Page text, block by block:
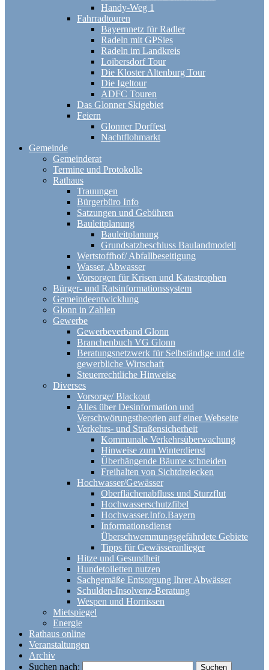
Handy-Weg 1
Fahrradtouren
Bayernnetz für Radler
Radeln mit GPSies
Radeln im Landkreis
Loibersdorf Tour
Die Kloster Altenburg Tour
Die Igeltour
ADFC Touren
Das Glonner Skigebiet
Feiern
Glonner Dorffest
Nachtflohmarkt
Gemeinde
Gemeinderat
Termine und Protokolle
Rathaus
Trauungen
Bürgerbüro Info
Satzungen und Gebühren
Bauleitplanung
Bauleitplanung
Grundsatzbeschluss Baulandmodell
Wertstoffhof/ Abfallbeseitigung
Wasser, Abwasser
Vorsorgen für Krisen und Katastrophen
Bürger- und Ratsinformationssystem
Gemeindeentwicklung
Glonn in Zahlen
Gewerbe
Gewerbeverband Glonn
Branchenbuch VG Glonn
Beratungsnetzwerk für Selbständige und die
gewerbliche Wirtschaft
Steuerrechtliche Hinweise
Diverses
Vorsorge/ Blackout
Alles über Desinformation und
Verschwörungstheorien auf einer Webseite
Verkehrs- und Straßensicherheit
Kommunale Verkehrsüberwachung
Hinweise zum Winterdienst
Überhängende Bäume schneiden
Freihalten von Sichtdreiecken
Hochwasser/Gewässer
Oberflächenabfluss und Sturzflut
Hochwasserschutzfibel
Hochwasser.Info.Bayern
Informationsdienst
Überschwemmungsgefährdete Gebiete
Tipps für Gewässeranlieger
Hitze und Gesundheit
Hundetoiletten nutzen
Sachgemäße Entsorgung Ihrer Abwässer
Schulden-Insolvenz-Beratung
Wespen und Hornissen
Mietspiegel
Energie
Rathaus online
Veranstaltungen
Archiv
Suchen nach: